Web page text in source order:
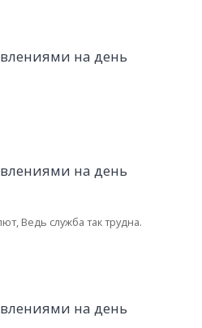
Ведь служба так трудна.